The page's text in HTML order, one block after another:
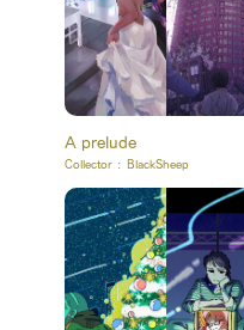
A prelude
Collector : BlackSheep